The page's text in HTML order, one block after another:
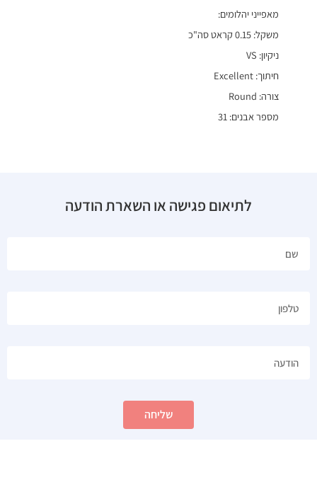
מאפייני יהלומים:
משקל: 0.15 קראט סה"כ
ניקיון: VS
חיתוך: Excellent
צורה: Round
מספר אבנים: 31
לתיאום פגישה או השארת הודעה
שליחה